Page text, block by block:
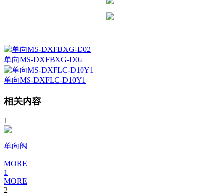
单向MS-DXFBXG-D02
单向MS-DXFLC-D10Y1
相关内容
1
单向阀
MORE
1
MORE
2